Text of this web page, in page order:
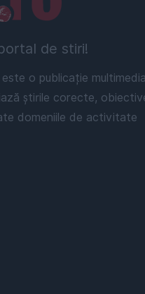
de stiri!
este o publicație
știrile corecte,
domeniile de activitate